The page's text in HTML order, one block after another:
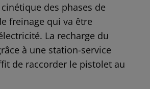
cinétique des phases de
freinage qui va être
La recharge du
à une station-service
de raccorder le pistolet au